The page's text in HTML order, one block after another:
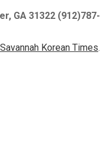
GA 31322 (912)787-
Korean Times